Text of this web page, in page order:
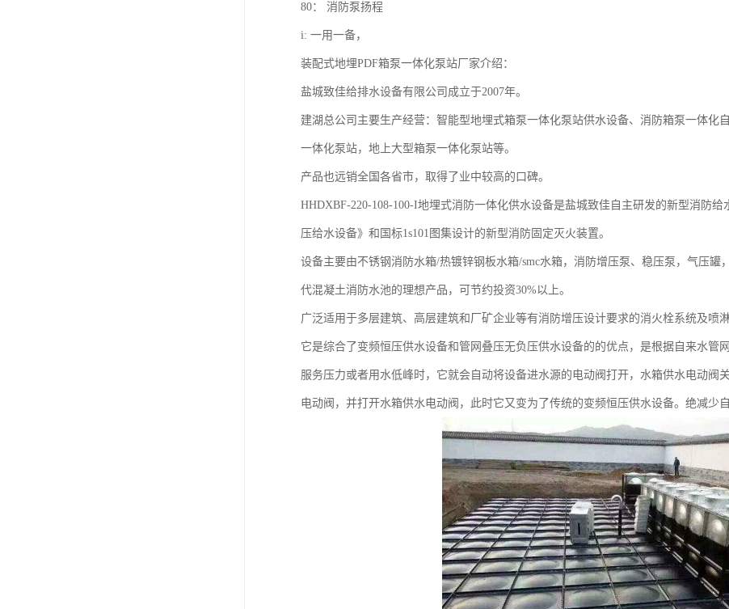
80： 消防泵扬程
i: 一用一备，
装配式地埋PDF箱泵一体化泵站厂家介绍：
盐城致佳给排水设备有限公司成立于2007年。
建湖总公司主要生产经营：智能型地埋式箱泵一体化泵站供水设备、消防箱泵一体化
一体化泵站，地上大型箱泵一体化泵站等。
产品也远销全国各省市，取得了业中较高的口碑。
HHDXBF-220-108-100-I地埋式消防一体化供水设备是盐城致佳自主研发的新型消防给
压给水设备》和国标1s101图集设计的新型消防固定灭火装置。
设备主要由不锈钢消防水箱/热镀锌钢板水箱/smc水箱，消防增压泵、稳压泵，气压
代混凝土消防水池的理想产品，可节约投资30%以上。
广泛适用于多层建筑、高层建筑和厂矿企业等有消防增压设计要求的消火栓系统及喷
它是综合了变频恒压供水设备和管网叠压无负压供水设备的的优点，是根据自来水管
服务压力或者用水低峰时，它就会自动将设备进水源的电动阀打开，水箱供水电动阀
电动阀，并打开水箱供水电动阀，此时它又变为了传统的变频恒压供水设备。绝减少